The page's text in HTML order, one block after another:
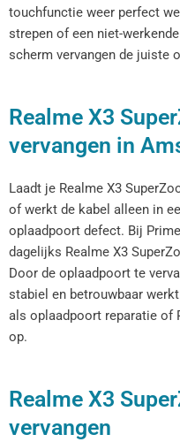
touchfunctie weer perfect
strepen of een niet-
scherm vervangen de juiste
Realme X3
vervangen in
Laadt je Realme X3
of werkt de kabel alleen in
oplaadpoort defect. Bij
dagelijks Realme X3
Door de oplaadpoort te
stabiel en betrouwbaar
als oplaadpoort reparatie of
op.
Realme X3
vervangen